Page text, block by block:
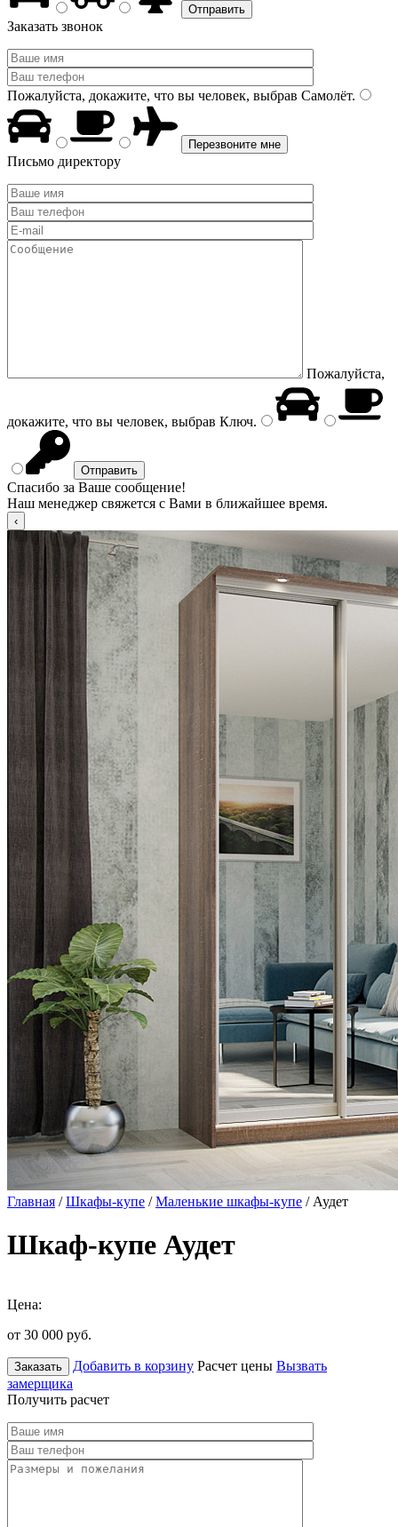
Заказать звонок
Пожалуйста, докажите, что вы человек, выбрав Самолёт.
Письмо директору
Пожалуйста,
докажите, что вы человек, выбрав Ключ.
Спасибо за Ваше сообщение!
Наш менеджер свяжется с Вами в ближайшее время.
Главная /Шкафы-купе /Маленькие шкафы-купе / Аудет
Шкаф-купе Аудет
Цена:
от 30 000 руб.
Заказать Добавить в корзину Расчет цены Вызвать
замерщика
Получить расчет